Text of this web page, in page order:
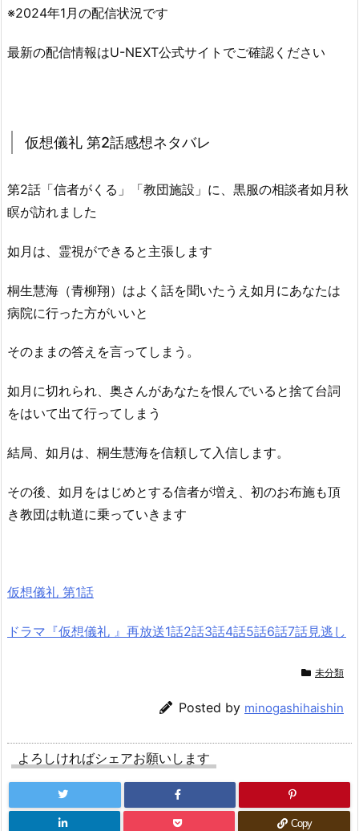
※2024年1月の配信状況です
最新の配信情報はU-NEXT公式サイトでご確認ください
仮想儀礼 第2話感想ネタバレ
第2話「信者がくる」「教団施設」に、黒服の相談者如月秋
瞑が訪れました
如月は、霊視ができると主張します
桐生慧海（青柳翔）はよく話を聞いたうえ如月にあなたは
病院に行った方がいいと
そのままの答えを言ってしまう。
如月に切れられ、奥さんがあなたを恨んでいると捨て台詞
をはいて出て行ってしまう
結局、如月は、桐生慧海を信頼して入信します。
その後、如月をはじめとする信者が増え、初のお布施も頂
き教団は軌道に乗っていきます
仮想儀礼 第1話
ドラマ『仮想儀礼 』再放送1話2話3話4話5話6話7話見逃し
未分類
Posted by minogashihaishin
よろしければシェアお願いします
Copy